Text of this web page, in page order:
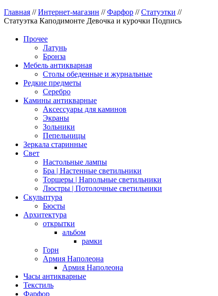
Главная //Интернет-магазин //Фарфор //Статуэтки //
Статуэтка Каподимонте Девочка и курочки Подпись
Прочее
Латунь
Бронза
Мебель антикварная
Столы обеденные и журнальные
Редкие предметы
Серебро
Камины антикварные
Аксессуары для каминов
Экраны
Зольники
Пепельницы
Зеркала старинные
Свет
Настольные лампы
Бра | Настенные светильники
Торшеры | Напольные светильники
Люстры | Потолочные светильники
Скульптура
Бюсты
Архитектура
открытки
альбом
рамки
Горн
Армия Наполеона
Армия Наполеона
Часы антикварные
Текстиль
Фарфор